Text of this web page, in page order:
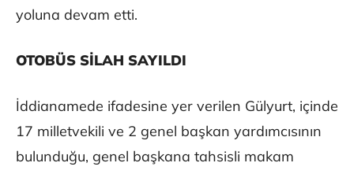
yoluna devam etti.
OTOBÜS SİLAH SAYILDI
İddianamede ifadesine yer verilen Gülyurt, içinde
17 milletvekili ve 2 genel başkan yardımcısının
bulunduğu, genel başkana tahsisli makam